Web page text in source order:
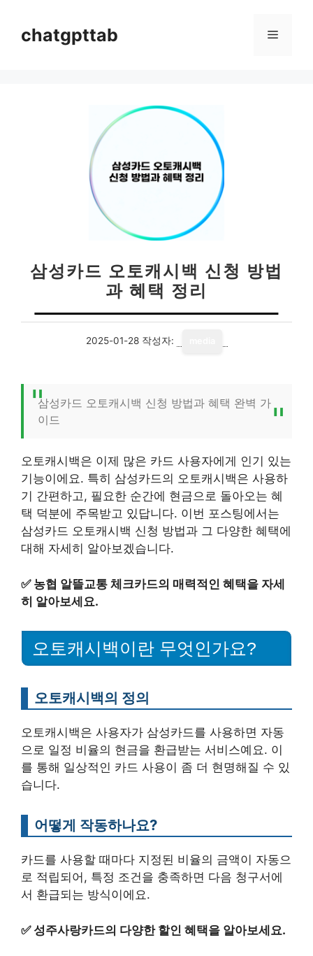
chatgpttab 메
삼성카드 오토캐시백 신청 방법
과 혜택 정리
2025-01-28 작성자:
삼성카드 오토캐시백 신청 방법과 혜택 완벽 가
이드
오토캐시백은 이제 많은 카드 사용자에게 인기 있는
기능이에요. 특히 삼성카드의 오토캐시백은 사용하
기 간편하고, 필요한 순간에 현금으로 돌아오는 혜
택 덕분에 주목받고 있답니다. 이번 포스팅에서는
삼성카드 오토캐시백 신청 방법과 그 다양한 혜택에
대해 자세히 알아보겠습니다.
✅ 농협 알뜰교통 체크카드의 매력적인 혜택을 자세
히 알아보세요.
오토캐시백이란 무엇인가요?
오토캐시백의 정의
오토캐시백은 사용자가 삼성카드를 사용하면 자동
으로 일정 비율의 현금을 환급받는 서비스예요. 이
를 통해 일상적인 카드 사용이 좀 더 현명해질 수 있
습니다.
어떻게 작동하나요?
카드를 사용할 때마다 지정된 비율의 금액이 자동으
로 적립되어, 특정 조건을 충족하면 다음 청구서에
서 환급되는 방식이에요.
✅성주사랑카드의 다양한 할인 혜택을 알아보세요.